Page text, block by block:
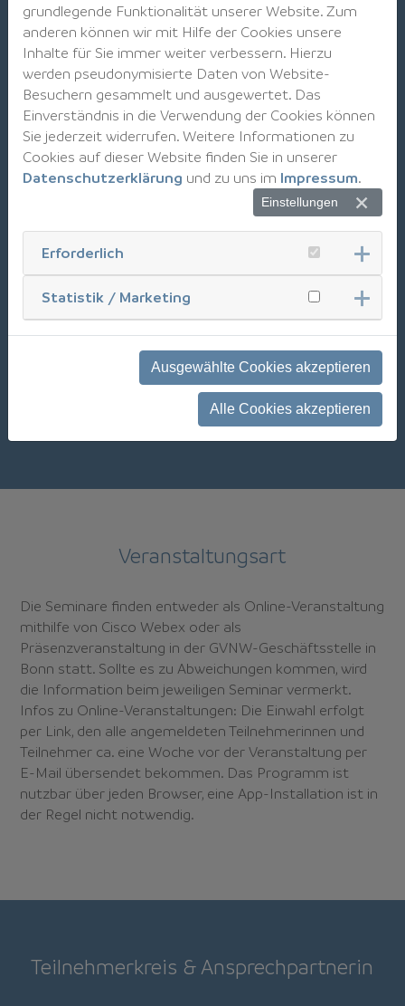
110 Weiterbildungsminuten*
Preis: 280 €
Sonderpreis für Mitglieder: 190 €
170 Weiterbildungsminuten*
Preis: 420 €
Sonderpreis für Mitglieder: 285 €
290 Weiterbildungsminuten*
Preis: 700 € (online) / 775 € (Präsenz)
Sonderpreis für Mitglieder: 475 € (online) / 550 €
*Preise gelten p.P., zzgl. MwSt.
Teilnahmebedingungen
Veranstaltungsart
Die Seminare finden entweder als Online-Veranstaltung
mithilfe von Cisco Webex oder als
Präsenzveranstaltung in der GVNW-Geschäftsstelle in
Bonn statt. Sollte es zu Abweichungen kommen, wird
die Information beim jeweiligen Seminar vermerkt.
Infos zu Online-Veranstaltungen: Die Einwahl erfolgt
per Link, den alle angemeldeten Teilnehmerinnen und
Teilnehmer ca. eine Woche vor der Veranstaltung per
E-Mail übersendet bekommen. Das Programm ist
nutzbar über jeden Browser, eine App-Installation ist in
der Regel nicht notwendig.
Teilnehmerkreis & Ansprechpartnerin
grundlegende Funktionalität unserer Website. Zum
anderen können wir mit Hilfe der Cookies unsere
Inhalte für Sie immer weiter verbessern. Hierzu
werden pseudonymisierte Daten von Website-
Besuchern gesammelt und ausgewertet. Das
Einverständnis in die Verwendung der Cookies können
Sie jederzeit widerrufen. Weitere Informationen zu
Cookies auf dieser Website finden Sie in unserer
Datenschutzerklärung und zu uns im Impressum.
Einstellungen
Erforderlich
Statistik / Marketing
Ausgewählte Cookies akzeptieren
Alle Cookies akzeptieren